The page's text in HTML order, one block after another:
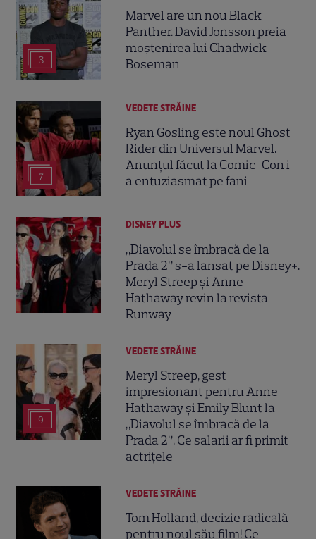
3
Marvel are un nou Black
Panther. David Jonsson preia
moștenirea lui Chadwick
Boseman
7
VEDETE STRĂINE
Ryan Gosling este noul Ghost
Rider din Universul Marvel.
Anunțul făcut la Comic-Con i-
a entuziasmat pe fani
DISNEY PLUS
„Diavolul se îmbracă de la
Prada 2” s-a lansat pe Disney+.
Meryl Streep și Anne
Hathaway revin la revista
Runway
9
VEDETE STRĂINE
Meryl Streep, gest
impresionant pentru Anne
Hathaway și Emily Blunt la
„Diavolul se îmbracă de la
Prada 2”. Ce salarii ar fi primit
actrițele
VEDETE STRĂINE
Tom Holland, decizie radicală
pentru noul său film! Ce